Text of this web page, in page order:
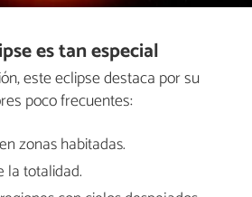
es tan especial
este eclipse destaca por su
poco frecuentes:
en zonas habitadas.
la totalidad.